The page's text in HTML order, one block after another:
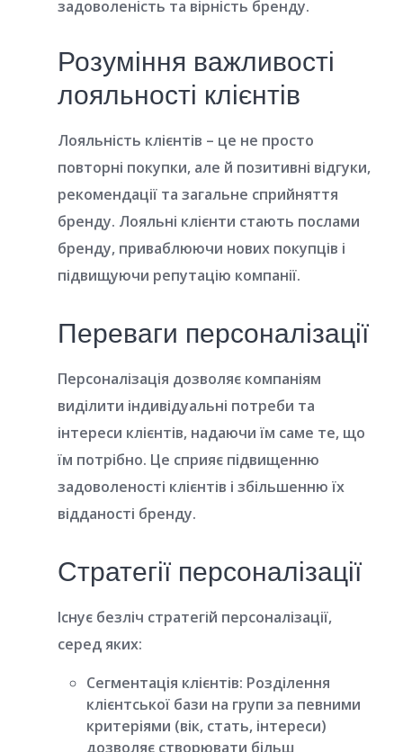
задоволеність та вірність бренду.
Розуміння важливості
лояльності клієнтів
Лояльність клієнтів – це не просто
повторні покупки, але й позитивні відгуки,
рекомендації та загальне сприйняття
бренду. Лояльні клієнти стають послами
бренду, приваблюючи нових покупців і
підвищуючи репутацію компанії.
Переваги персоналізації
Персоналізація дозволяє компаніям
виділити індивідуальні потреби та
інтереси клієнтів, надаючи їм саме те, що
їм потрібно. Це сприяє підвищенню
задоволеності клієнтів і збільшенню їх
відданості бренду.
Стратегії персоналізації
Існує безліч стратегій персоналізації,
серед яких:
Сегментація клієнтів: Розділення
клієнтської бази на групи за певними
критеріями (вік, стать, інтереси)
дозволяє створювати більш